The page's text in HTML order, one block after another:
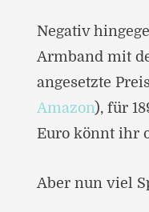
Negativ
Armband mit
angesetzte
Amazon), für
Euro könnt ihr
Aber nun viel